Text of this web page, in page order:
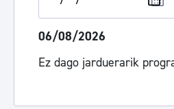
06/08/2026
Ez dago jarduerarik